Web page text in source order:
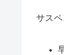
サスペ